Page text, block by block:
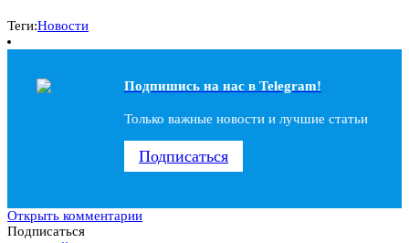
Теги:Новости
Подпишись на наc в Telegram!
Только важные новости и лучшие статьи
Подписаться
Открыть комментарии
Подписаться